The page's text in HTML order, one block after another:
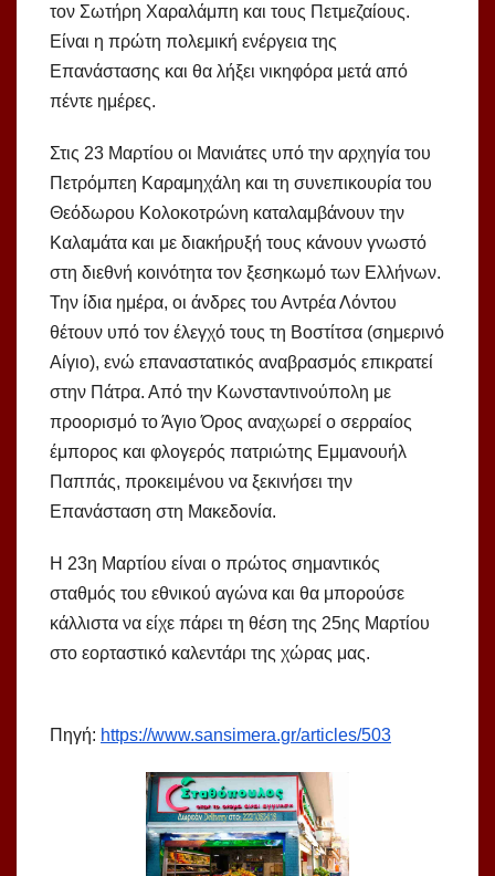
τον Σωτήρη Χαραλάμπη και τους Πετμεζαίους.
Είναι η πρώτη πολεμική ενέργεια της
Επανάστασης και θα λήξει νικηφόρα μετά από
πέντε ημέρες.
Στις 23 Μαρτίου οι Μανιάτες υπό την αρχηγία του
Πετρόμπεη Καραμηχάλη και τη συνεπικουρία του
Θεόδωρου Κολοκοτρώνη καταλαμβάνουν την
Καλαμάτα και με διακήρυξή τους κάνουν γνωστό
στη διεθνή κοινότητα τον ξεσηκωμό των Ελλήνων.
Την ίδια ημέρα, οι άνδρες του Αντρέα Λόντου
θέτουν υπό τον έλεγχό τους τη Βοστίτσα (σημερινό
Αίγιο), ενώ επαναστατικός αναβρασμός επικρατεί
στην Πάτρα. Από την Κωνσταντινούπολη με
προορισμό το Άγιο Όρος αναχωρεί ο σερραίος
έμπορος και φλογερός πατριώτης Εμμανουήλ
Παππάς, προκειμένου να ξεκινήσει την
Επανάσταση στη Μακεδονία.
Η 23η Μαρτίου είναι ο πρώτος σημαντικός
σταθμός του εθνικού αγώνα και θα μπορούσε
κάλλιστα να είχε πάρει τη θέση της 25ης Μαρτίου
στο εορταστικό καλεντάρι της χώρας μας.
Πηγή: https://www.sansimera.gr/articles/503